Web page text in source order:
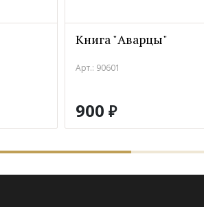
Книга "Аварцы"
Арт.: 90601
900 ₽